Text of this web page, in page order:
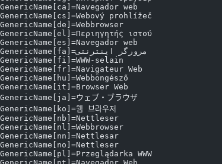
GenericName[ca]=Navegador web
GenericName[cs]=Webový prohlížeč
GenericName[de]=Webbrowser
GenericName[el]=Περιηγητής ιστού
GenericName[es]=Navegador web
GenericName[fa]=مرورگر اینترنتی
GenericName[fi]=WWW-selain
GenericName[fr]=Navigateur Web
GenericName[hu]=Webböngésző
GenericName[it]=Browser Web
GenericName[ja]=ウェブ・ブラウザ
GenericName[ko]=웹 브라우저
GenericName[nb]=Nettleser
GenericName[nl]=Webbrowser
GenericName[nn]=Nettlesar
GenericName[no]=Nettleser
GenericName[pl]=Przeglądarka WWW